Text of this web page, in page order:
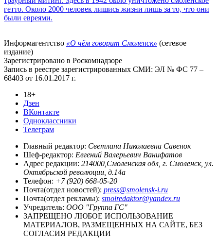
гетто. Около 2000 человек лишись жизни лишь за то, что они
были евреями.
Информагентство «О чём говорит Смоленск» (сетевое
издание)
Зарегистрировано в Роскомнадзоре
Запись в реестре зарегистрированных СМИ: ЭЛ № ФС 77 –
68403 от 16.01.2017 г.
18+
Дзен
ВКонтакте
Одноклассники
Телеграм
Главный редактор: Светлана Николаевна Савенок
Шеф-редактор: Евгений Валерьевич Ванифатов
Адрес редакции: 214000,Смоленская обл, г. Смоленск, ул.
Октябрьской революции, д.14а
Телефон: +7 (920) 668-05-20
Почта(отдел новостей): press@smolensk-i.ru
Почта(отдел рекламы): smolredaktor@yandex.ru
Учредитель: ООО "Группа ГС"
ЗАПРЕЩЕНО ЛЮБОЕ ИСПОЛЬЗОВАНИЕ
МАТЕРИАЛОВ, РАЗМЕЩЕННЫХ НА САЙТЕ, БЕЗ
СОГЛАСИЯ РЕДАКЦИИ